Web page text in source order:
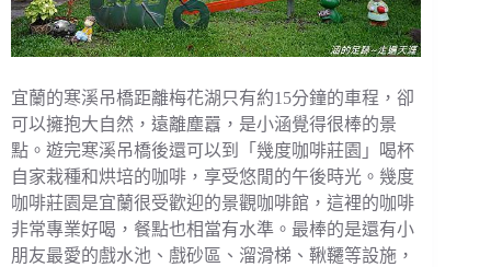
宜蘭的寒溪吊橋距離梅花湖只有約15分鐘的車程，卻
可以擁抱大自然，遠離塵囂，是小涵覺得很棒的景
點。遊完寒溪吊橋後還可以到「幾度咖啡莊園」喝杯
自家栽種和烘培的咖啡，享受悠閒的午後時光。幾度
咖啡莊園是宜蘭很受歡迎的景觀咖啡館，這裡的咖啡
非常專業好喝，餐點也相當有水準。最棒的是還有小
朋友最愛的戲水池、戲砂區、溜滑梯、鞦韆等設施，